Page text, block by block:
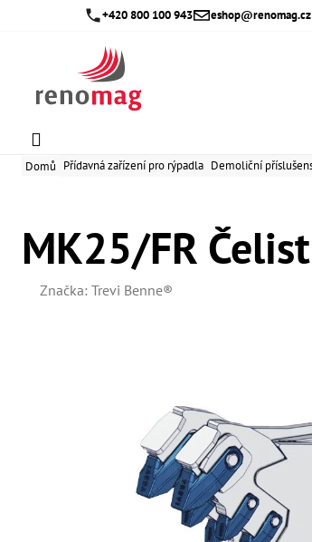
+420 800 100 943 eshop@renomag.cz
Domů Přídavná zařízení pro rýpadla Demoliční
MK25/FR
Značka: Trevi Benne®